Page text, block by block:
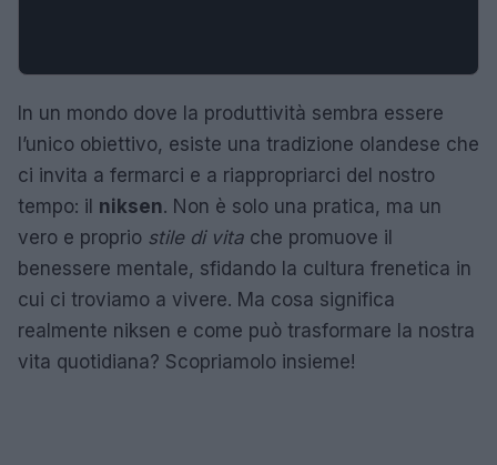
In un mondo dove la produttività sembra essere
l’unico obiettivo, esiste una tradizione olandese che
ci invita a fermarci e a riappropriarci del nostro
tempo: il niksen. Non è solo una pratica, ma un
vero e proprio stile di vita che promuove il
benessere mentale, sfidando la cultura frenetica in
cui ci troviamo a vivere. Ma cosa significa
realmente niksen e come può trasformare la nostra
vita quotidiana? Scopriamolo insieme!